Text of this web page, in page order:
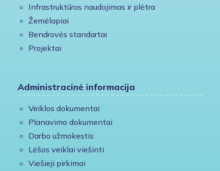
Infrastruktūros naudojimas ir plėtra
Žemėlapiai
Bendrovės standartai
Projektai
Administracinė informacija
Veiklos dokumentai
Planavimo dokumentai
Darbo užmokestis
Lėšos veiklai viešinti
Viešieji pirkimai